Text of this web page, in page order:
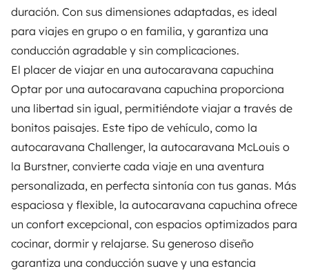
duración. Con sus dimensiones adaptadas, es ideal
para viajes en grupo o en familia, y garantiza una
conducción agradable y sin complicaciones.
El placer de viajar en una autocaravana capuchina
Optar por una autocaravana capuchina proporciona
una libertad sin igual, permitiéndote viajar a través de
bonitos paisajes. Este tipo de vehículo, como la
autocaravana Challenger, la autocaravana McLouis o
la Burstner, convierte cada viaje en una aventura
personalizada, en perfecta sintonía con tus ganas. Más
espaciosa y flexible, la autocaravana capuchina ofrece
un confort excepcional, con espacios optimizados para
cocinar, dormir y relajarse. Su generoso diseño
garantiza una conducción suave y una estancia